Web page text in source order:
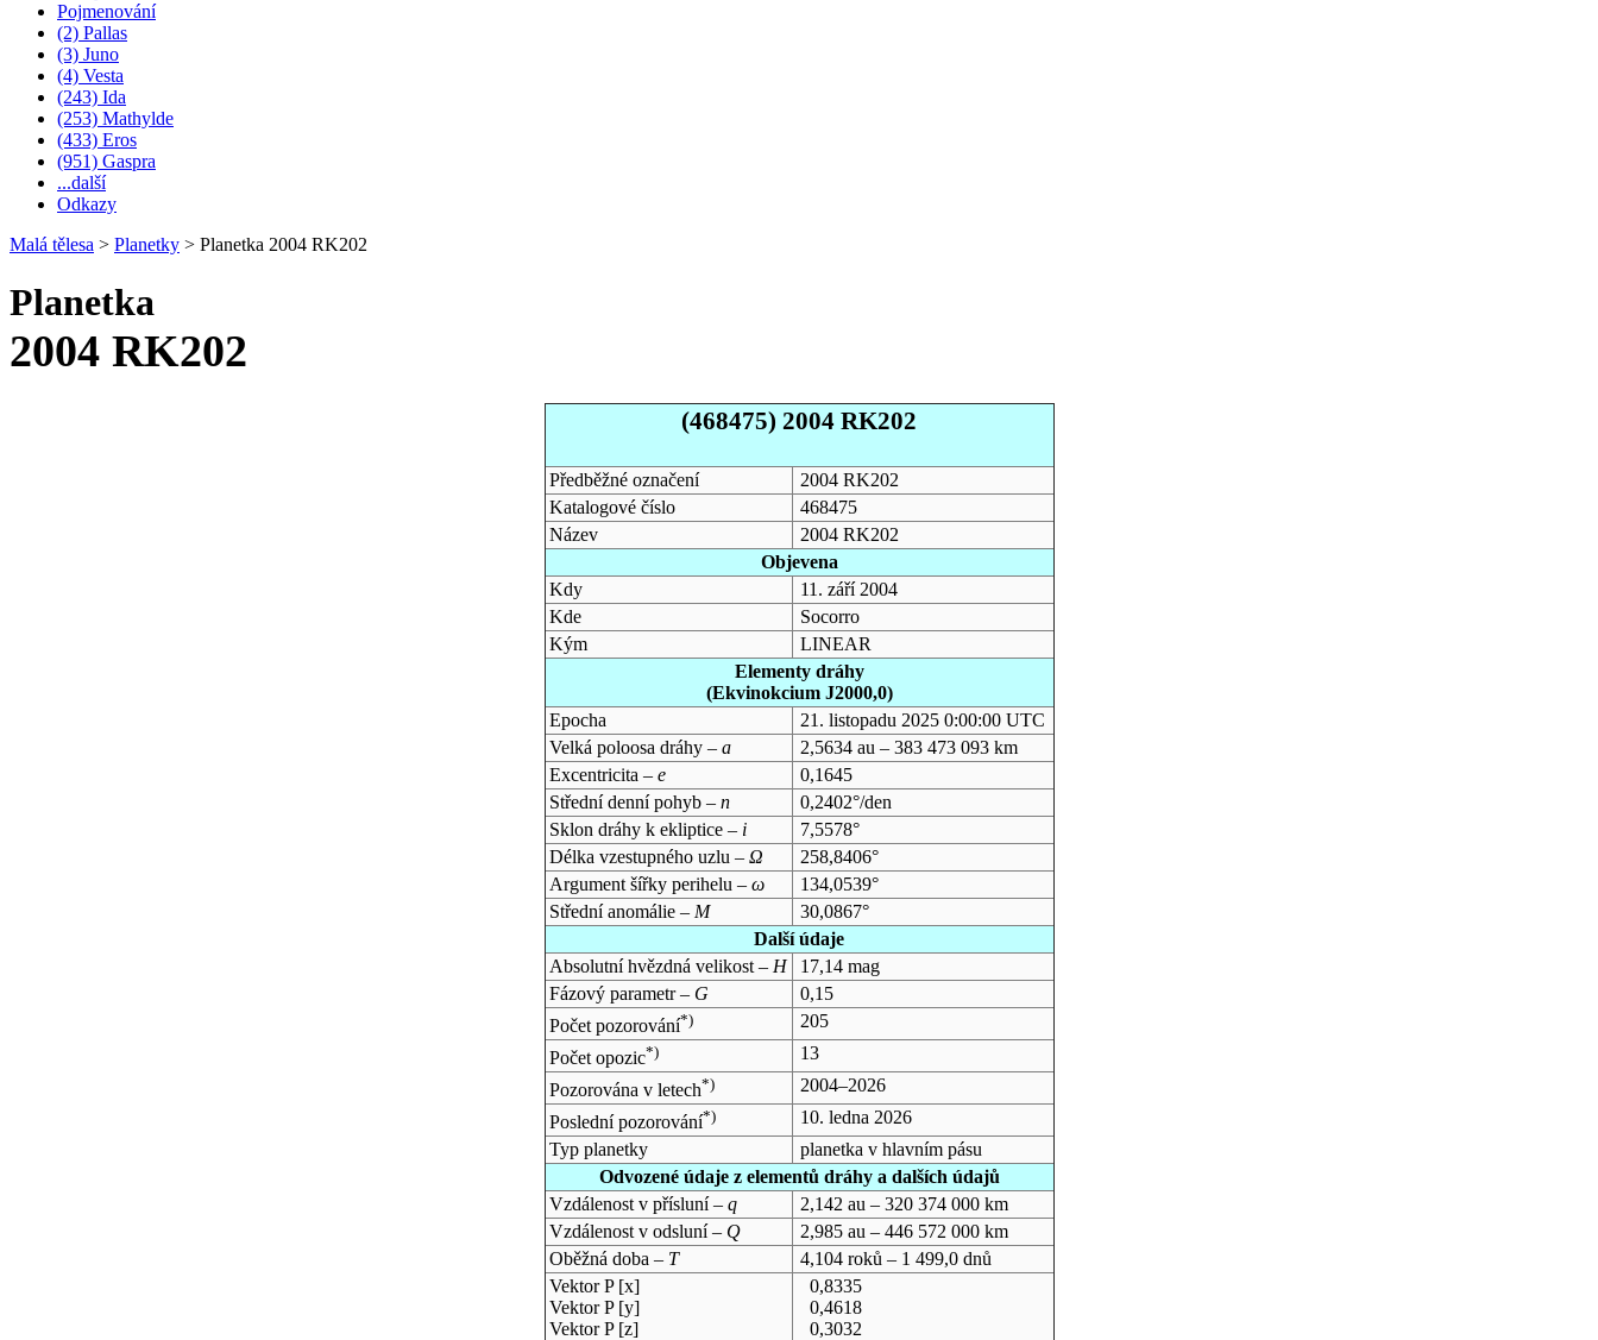
Pojmenování
(2) Pallas
(3) Juno
(4) Vesta
(243) Ida
(253) Mathylde
(433) Eros
(951) Gaspra
...další
Odkazy
Malá tělesa > Planetky > Planetka 2004 RK202
Planetka
2004 RK202
(468475) 2004 RK202
Předběžné označení
2004 RK202
Katalogové číslo
468475
Název
2004 RK202
Objevena
Kdy
11. září 2004
Kde
Socorro
Kým
LINEAR
Elementy dráhy
(Ekvinokcium J2000,0)
Epocha
21. listopadu 2025 0:00:00 UTC
Velká poloosa dráhy – a
2,5634 au – 383 473 093 km
Excentricita – e
0,1645
Střední denní pohyb – n
0,2402°/den
Sklon dráhy k ekliptice – i
7,5578°
Délka vzestupného uzlu – Ω
258,8406°
Argument šířky perihelu – ω
134,0539°
Střední anomálie – M
30,0867°
Další údaje
Absolutní hvězdná velikost – H
17,14 mag
Fázový parametr – G
0,15
Počet pozorování*)
205
Počet opozic*)
13
Pozorována v letech*)
2004–2026
Poslední pozorování*)
10. ledna 2026
Typ planetky
planetka v hlavním pásu
Odvozené údaje z elementů dráhy a dalších údajů
Vzdálenost v přísluní – q
2,142 au – 320 374 000 km
Vzdálenost v odsluní – Q
2,985 au – 446 572 000 km
Oběžná doba – T
4,104 roků – 1 499,0 dnů
Vektor P [x]
Vektor P [y]
Vektor P [z]
0,8335
0,4618
0,3032